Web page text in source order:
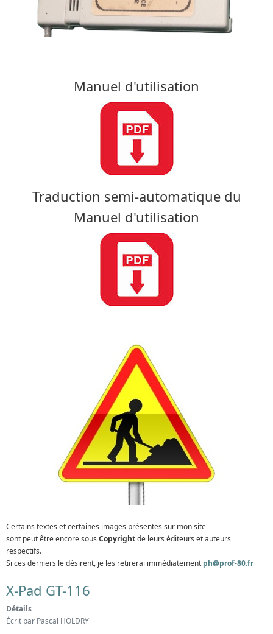
Manuel d'utilisation
Traduction semi-automatique du
Manuel d'utilisation
Certains textes et certaines images présentes sur mon site
sont peut être encore sous Copyrightde leurs éditeurs et auteurs
respectifs.
Si ces derniers le désirent, je les retirerai immédiatement ph@prof-80.fr
X-Pad GT-116
Détails
Écrit par Pascal HOLDRY